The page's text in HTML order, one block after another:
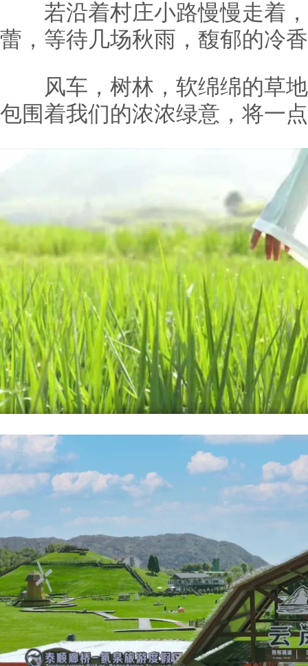
若沿着村庄小路慢慢走着，
蕾，等待几场秋雨，馥郁的冷
风车，树林，软绵绵的草地
包围着我们的浓浓绿意，将一